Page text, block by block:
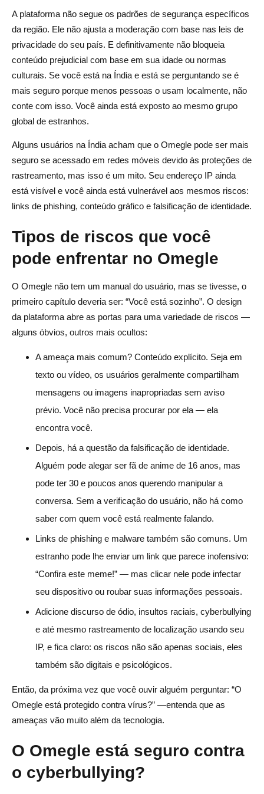
A plataforma não segue os padrões de segurança específicos
da região. Ele não ajusta a moderação com base nas leis de
privacidade do seu país. E definitivamente não bloqueia
conteúdo prejudicial com base em sua idade ou normas
culturais. Se você está na Índia e está se perguntando se é
mais seguro porque menos pessoas o usam localmente, não
conte com isso. Você ainda está exposto ao mesmo grupo
global de estranhos.
Alguns usuários na Índia acham que o Omegle pode ser mais
seguro se acessado em redes móveis devido às proteções de
rastreamento, mas isso é um mito. Seu endereço IP ainda
está visível e você ainda está vulnerável aos mesmos riscos:
links de phishing, conteúdo gráfico e falsificação de identidade.
Tipos de riscos que você
pode enfrentar no Omegle
O Omegle não tem um manual do usuário, mas se tivesse, o
primeiro capítulo deveria ser: “Você está sozinho”. O design
da plataforma abre as portas para uma variedade de riscos —
alguns óbvios, outros mais ocultos:
A ameaça mais comum? Conteúdo explícito. Seja em
texto ou vídeo, os usuários geralmente compartilham
mensagens ou imagens inapropriadas sem aviso
prévio. Você não precisa procurar por ela — ela
encontra você.
Depois, há a questão da falsificação de identidade.
Alguém pode alegar ser fã de anime de 16 anos, mas
pode ter 30 e poucos anos querendo manipular a
conversa. Sem a verificação do usuário, não há como
saber com quem você está realmente falando.
Links de phishing e malware também são comuns. Um
estranho pode lhe enviar um link que parece inofensivo:
“Confira este meme!” — mas clicar nele pode infectar
seu dispositivo ou roubar suas informações pessoais.
Adicione discurso de ódio, insultos raciais, cyberbullying
e até mesmo rastreamento de localização usando seu
IP, e fica claro: os riscos não são apenas sociais, eles
também são digitais e psicológicos.
Então, da próxima vez que você ouvir alguém perguntar: “O
Omegle está protegido contra vírus?” —entenda que as
ameaças vão muito além da tecnologia.
O Omegle está seguro contra
o cyberbullying?